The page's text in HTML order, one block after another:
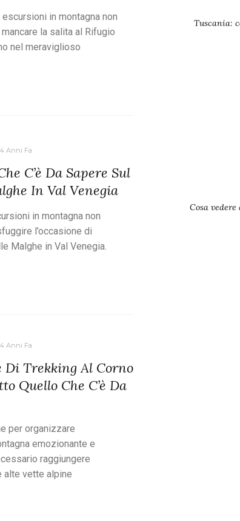
in montagna non
la salita al Rifugio
nel meraviglioso
4 Anni Fa
C’è Da Sapere Sul
In Val Venegia
in montagna non
l’occasione di
Malghe in Val Venegia.
4 Anni Fa
Di Trekking Al Corno
Quello Che C’è Da
per organizzare
emozionante e
raggiungere
alte vette alpine
Tuscania:
Cosa